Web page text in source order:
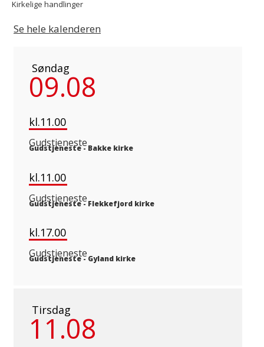
Kirkelige handlinger
Se hele kalenderen
Søndag
09.08
kl.11.00
Gudstjeneste
Gudstjeneste-Bakke kirke
kl.11.00
Gudstjeneste
Gudstjeneste-Flekkefjord kirke
kl.17.00
Gudstjeneste
Gudstjeneste-Gyland kirke
Tirsdag
11.08